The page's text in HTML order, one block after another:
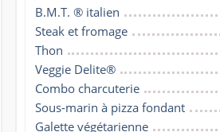
B.M.T. ® italien
Steak et fromage
Thon
Veggie Delite®
Combo charcuterie
Sous-marin à pizza fondant
Galette végétarienne